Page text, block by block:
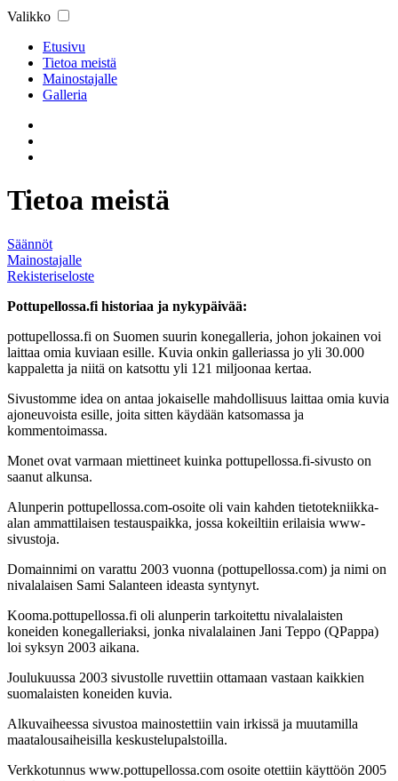
Valikko
Etusivu
Tietoa meistä
Mainostajalle
Galleria
Tietoa meistä
Säännöt
Mainostajalle
Rekisteriseloste
Pottupellossa.fi historiaa ja nykypäivää:
pottupellossa.fi on Suomen suurin konegalleria, johon jokainen voi
laittaa omia kuviaan esille. Kuvia onkin galleriassa jo yli 30.000
kappaletta ja niitä on katsottu yli 121 miljoonaa kertaa.
Sivustomme idea on antaa jokaiselle mahdollisuus laittaa omia kuvia
ajoneuvoista esille, joita sitten käydään katsomassa ja
kommentoimassa.
Monet ovat varmaan miettineet kuinka pottupellossa.fi-sivusto on
saanut alkunsa.
Alunperin pottupellossa.com-osoite oli vain kahden tietotekniikka-
alan ammattilaisen testauspaikka, jossa kokeiltiin erilaisia www-
sivustoja.
Domainnimi on varattu 2003 vuonna (pottupellossa.com) ja nimi on
nivalalaisen Sami Salanteen ideasta syntynyt.
Kooma.pottupellossa.fi oli alunperin tarkoitettu nivalalaisten
koneiden konegalleriaksi, jonka nivalalainen Jani Teppo (QPappa)
loi syksyn 2003 aikana.
Joulukuussa 2003 sivustolle ruvettiin ottamaan vastaan kaikkien
suomalaisten koneiden kuvia.
Alkuvaiheessa sivustoa mainostettiin vain irkissä ja muutamilla
maatalousaiheisilla keskustelupalstoilla.
Verkkotunnus www.pottupellossa.com osoite otettiin käyttöön 2005